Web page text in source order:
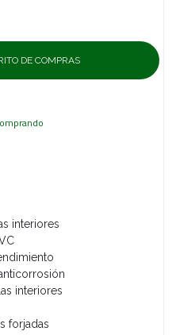
interiores
interiores
forjadas